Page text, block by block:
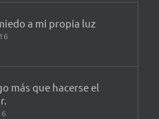
a mi propia luz
más que hacerse el